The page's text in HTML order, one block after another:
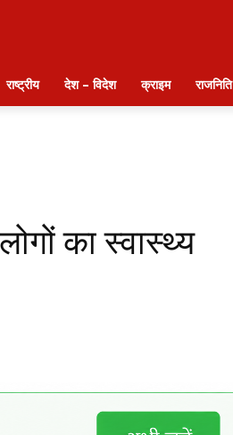
राष्ट्रीय देश – विदेश क्राइम राजनिति
का स्वास्थ्य